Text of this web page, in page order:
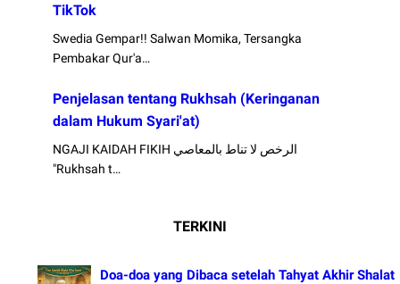
TikTok
Swedia Gempar!! Salwan Momika, Tersangka
Pembakar Qur'a…
Penjelasan tentang Rukhsah (Keringanan
dalam Hukum Syari'at)
NGAJI KAIDAH FIKIH الرخص لا تناط بالمعاصي
"Rukhsah t…
TERKINI
Doa-doa yang Dibaca setelah Tahyat Akhir Shalat